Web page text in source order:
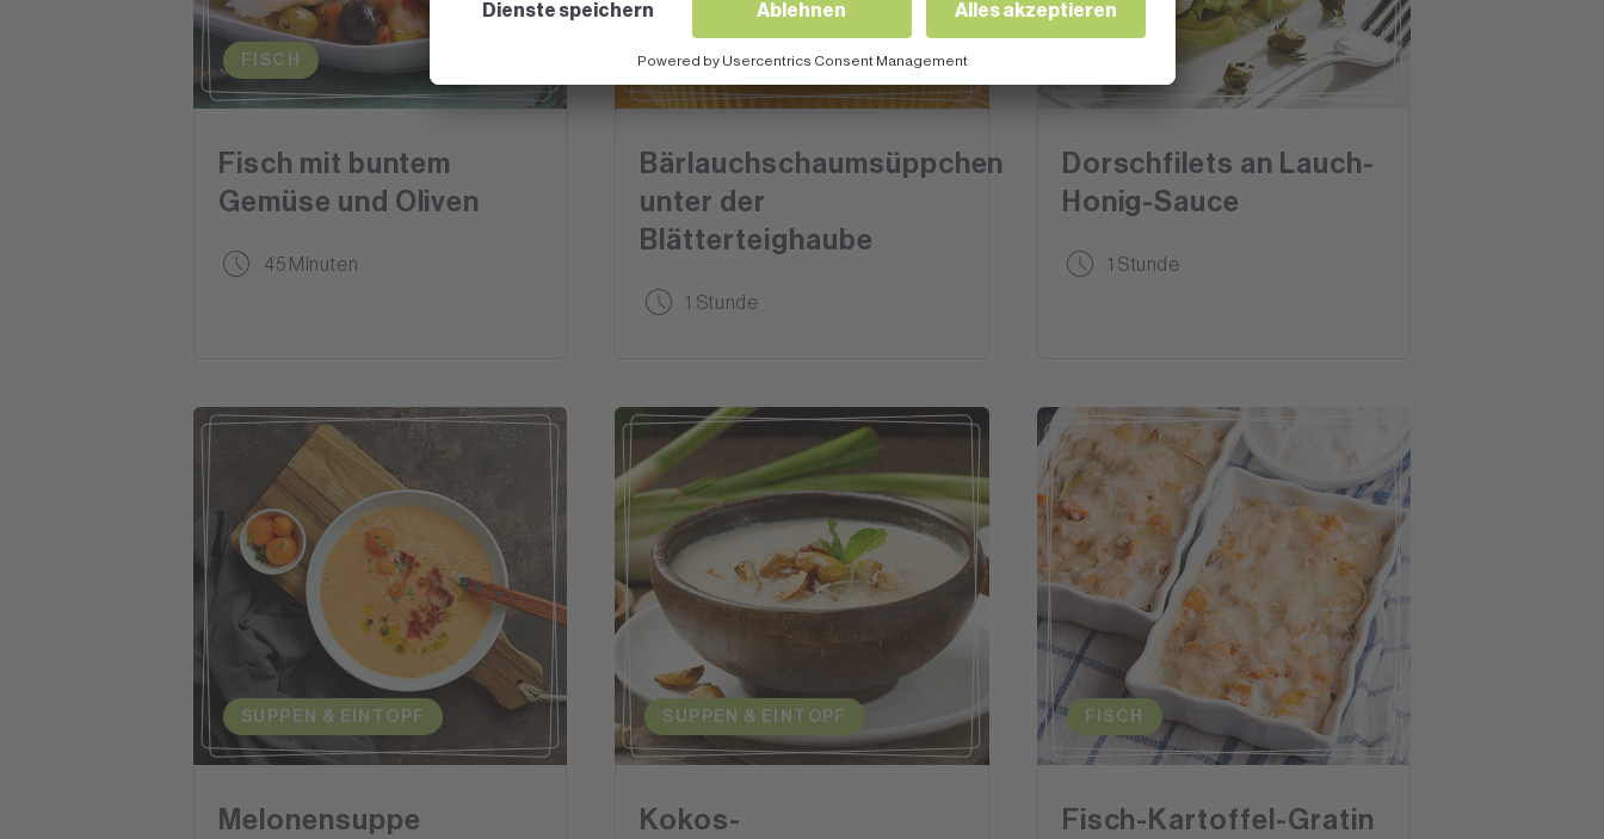
FISCH
Fisch mit buntem
Gemüse und Oliven
45 Minuten
SUPPEN & EINTOPF
Bärlauchschaumsüppchen
unter der
Blätterteighaube
1 Stunde
Dorschfilets an Lauch-
Honig-Sauce
1 Stunde
SUPPEN & EINTOPF
Melonensuppe
SUPPEN & EINTOPF
Kokos-
FISCH
Fisch-Kartoffel-Gratin